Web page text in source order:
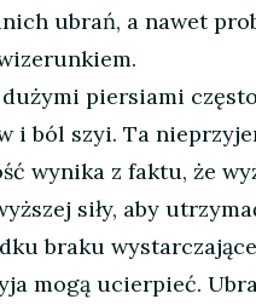
ubrań, a nawet
piersiami
i ból szyi. Ta
wynika z faktu, że
siły, aby
braku
mogą ucierpieć.